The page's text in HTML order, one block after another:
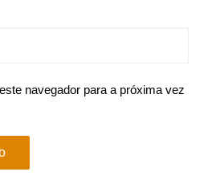
navegador para a próxima vez